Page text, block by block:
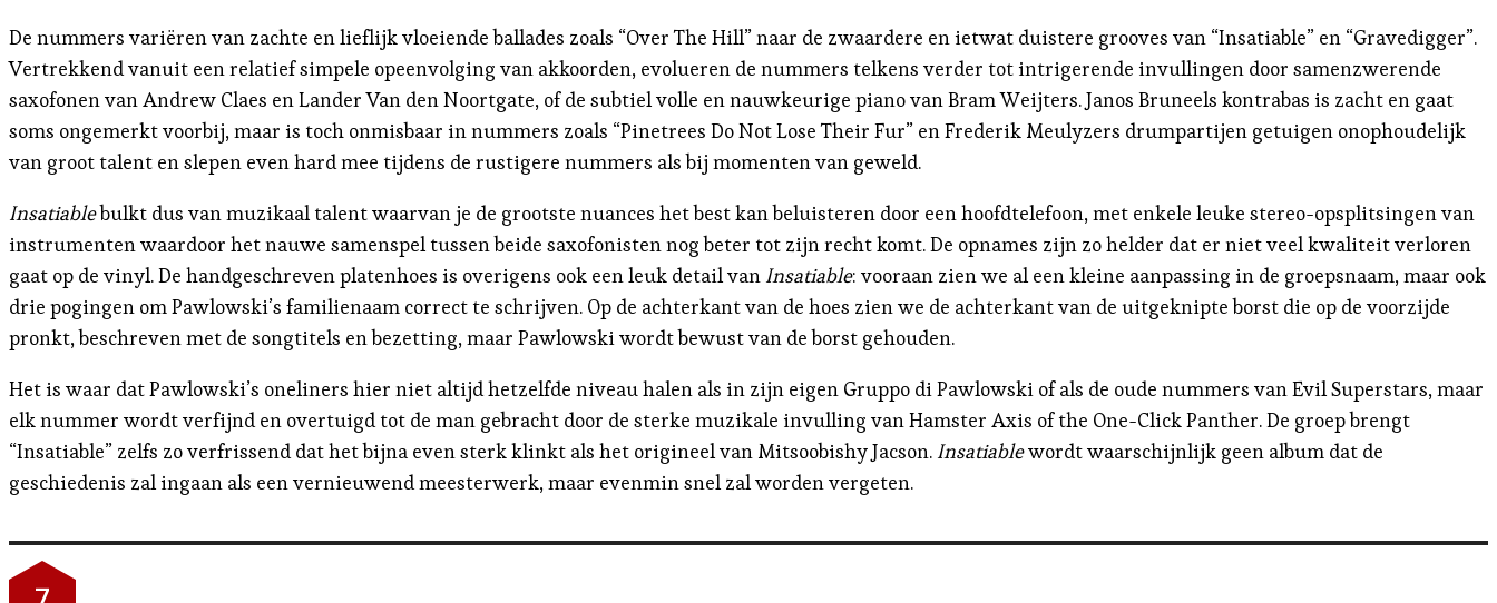
De nummers variëren van zachte en lieflijk vloeiende ballades zoals “Over The Hill” naar de zwaardere en ietwat duistere grooves van “Insatiable” en “Gravedigger”.
Vertrekkend vanuit een relatief simpele opeenvolging van akkoorden, evolueren de nummers telkens verder tot intrigerende invullingen door samenzwerende
saxofonen van Andrew Claes en Lander Van den Noortgate, of de subtiel volle en nauwkeurige piano van Bram Weijters. Janos Bruneels kontrabas is zacht en gaat
soms ongemerkt voorbij, maar is toch onmisbaar in nummers zoals “Pinetrees Do Not Lose Their Fur” en Frederik Meulyzers drumpartijen getuigen onophoudelijk
van groot talent en slepen even hard mee tijdens de rustigere nummers als bij momenten van geweld.
Insatiablebulkt dus van muzikaal talent waarvan je de grootste nuances het best kan beluisteren door een hoofdtelefoon, met enkele leuke stereo-opsplitsingen van
instrumenten waardoor het nauwe samenspel tussen beide saxofonisten nog beter tot zijn recht komt. De opnames zijn zo helder dat er niet veel kwaliteit verloren
gaat op de vinyl. De handgeschreven platenhoes is overigens ook een leuk detail van Insatiable: vooraan zien we al een kleine aanpassing in de groepsnaam, maar ook
drie pogingen om Pawlowski’s familienaam correct te schrijven. Op de achterkant van de hoes zien we de achterkant van de uitgeknipte borst die op de voorzijde
pronkt, beschreven met de songtitels en bezetting, maar Pawlowski wordt bewust van de borst gehouden.
Het is waar dat Pawlowski’s oneliners hier niet altijd hetzelfde niveau halen als in zijn eigen Gruppo di Pawlowski of als de oude nummers van Evil Superstars, maar
elk nummer wordt verfijnd en overtuigd tot de man gebracht door de sterke muzikale invulling van Hamster Axis of the One-Click Panther. De groep brengt
“Insatiable” zelfs zo verfrissend dat het bijna even sterk klinkt als het origineel van Mitsoobishy Jacson. Insatiablewordt waarschijnlijk geen album dat de
geschiedenis zal ingaan als een vernieuwend meesterwerk, maar evenmin snel zal worden vergeten.